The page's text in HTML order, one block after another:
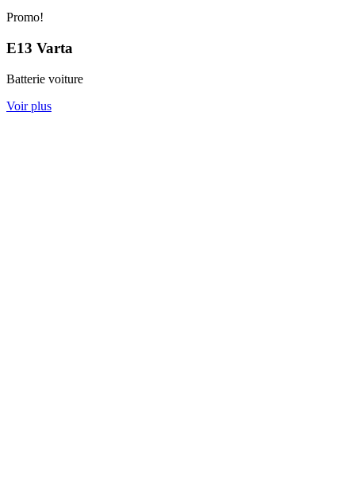
Promo!
E13 Varta
Batterie voiture
Voir plus